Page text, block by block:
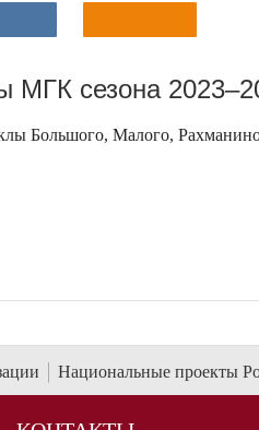
МГК сезона
Большого, Малого,
Национальные проекты